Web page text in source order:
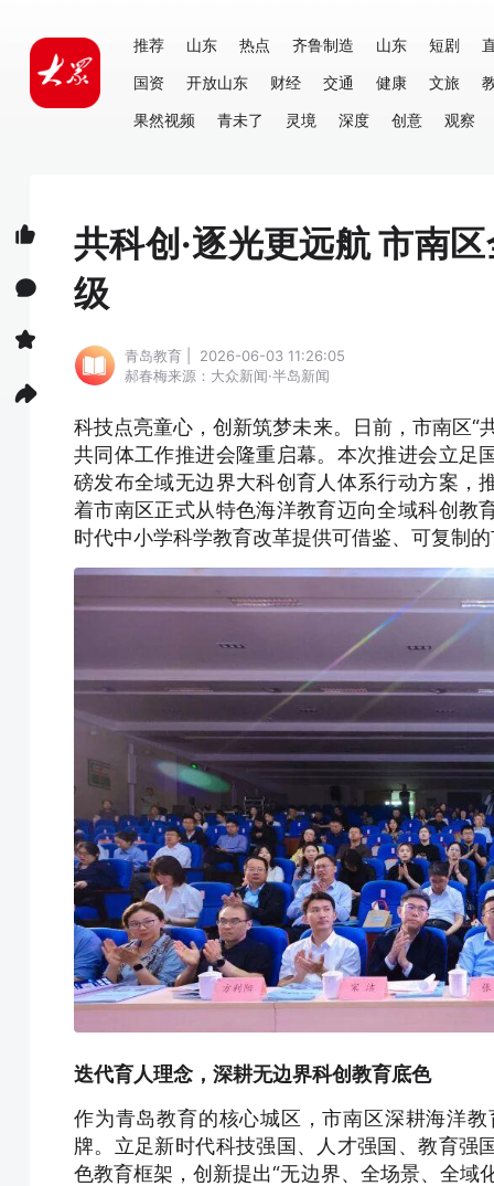
推荐 山东 热点 齐鲁制造 山东 短剧
国资
开放山东 财经 交通 健康 文旅
果然视频
青未了 灵境 深度 创意 观察
共科创·逐光更远航 市南
级
青岛教育 | 2026-06-03 11:26:05
郝春梅来源：大众新闻·半岛新闻
科技点亮童心，创新筑梦未来。日前，市南区“
共同体工作推进会隆重启幕。本次推进会立足
磅发布全域无边界大科创育人体系行动方案，
着市南区正式从特色海洋教育迈向全域科创教
时代中小学科学教育改革提供可借鉴、可复制
迭代育人理念，深耕无边界科创教育底色
作为青岛教育的核心城区，市南区深耕海洋
牌。立足新时代科技强国、人才强国、教育强
色教育框架，创新提出“无边界、全场景、全域